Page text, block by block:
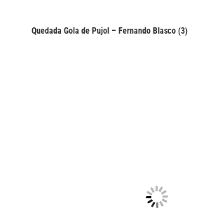
Quedada Gola de Pujol – Fernando Blasco (3)